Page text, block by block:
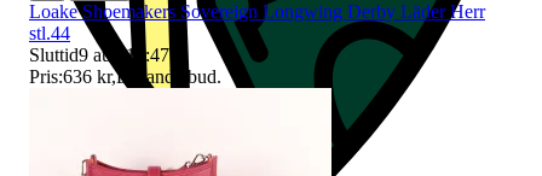
Loake Shoemakers Sovereign Longwing Derby Läder Herr
stl.44
Sluttid9 aug 16:47.
Pris:636 kr,Ledande bud.